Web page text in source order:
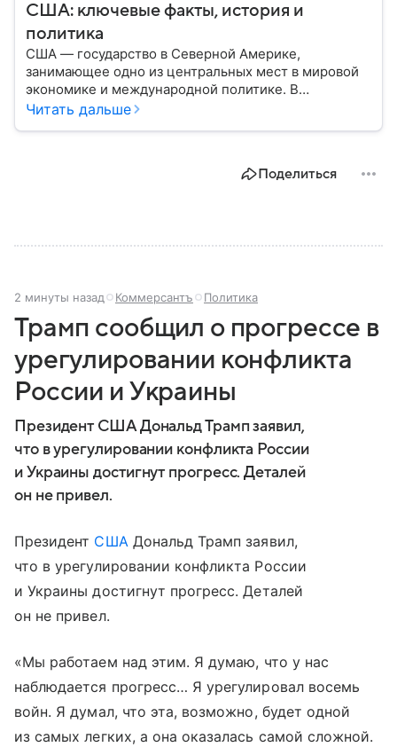
США: ключевые факты, история и
политика
США — государство в Северной Америке,
занимающее одно из центральных мест в мировой
экономике и международной политике. В
материале — основные сведения об этой стране.
Читать дальше
Поделиться
2 минуты назад Коммерсантъ Политика
Трамп сообщил о прогрессе в
урегулировании конфликта
России и Украины
Президент США Дональд Трамп заявил,
что в урегулировании конфликта России
и Украины достигнут прогресс. Деталей
он не привел.
Президент СШАДональд Трамп заявил,
что в урегулировании конфликта России
и Украины достигнут прогресс. Деталей
он не привел.
«Мы работаем над этим. Я думаю, что у нас
наблюдается прогресс… Я урегулировал восемь
войн. Я думал, что эта, возможно, будет одной
из самых легких, а она оказалась самой сложной.